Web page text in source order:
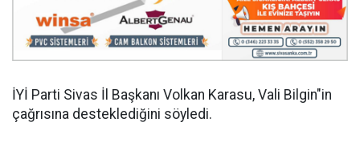
İYİ Parti Sivas İl Başkanı Volkan Karasu, Vali Bilgin"in
çağrısına desteklediğini söyledi.